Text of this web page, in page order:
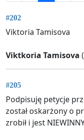
#202
Viktoria Tamisova
Viktkoria Tamisova
#205
Podpisuję petycje
został oskarżony o
zrobił i jest